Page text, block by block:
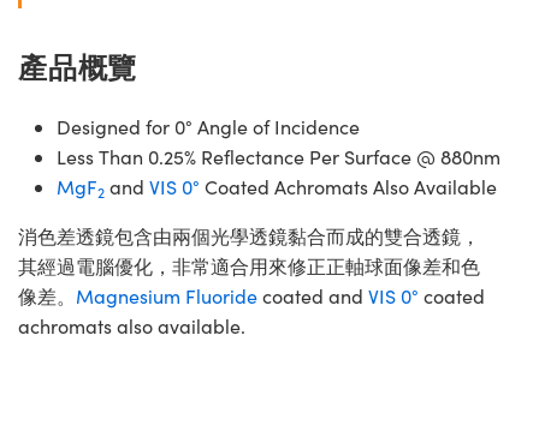
產品概覽
Designed for 0° Angle of Incidence
Less Than 0.25% Reflectance Per Surface @ 880nm
MgF2 and VIS 0° Coated Achromats Also Available
消色差透鏡包含由兩個光學透鏡黏合而成的雙合透鏡，
其經過電腦優化，非常適合用來修正正軸球面像差和色
像差。 Magnesium Fluoridecoated and VIS 0° coated
achromats also available.